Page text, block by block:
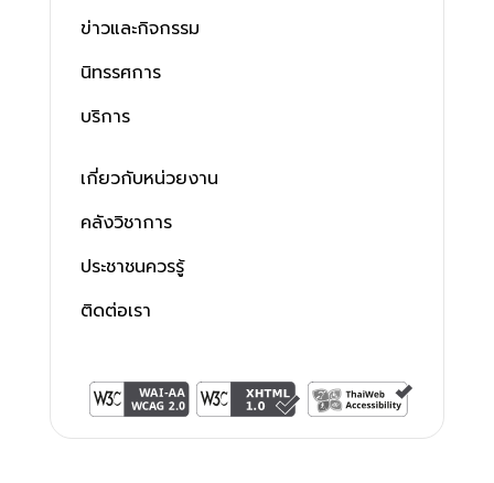
ข่าวและกิจกรรม
นิทรรศการ
บริการ
เกี่ยวกับหน่วยงาน
คลังวิชาการ
ประชาชนควรรู้
ติดต่อเรา